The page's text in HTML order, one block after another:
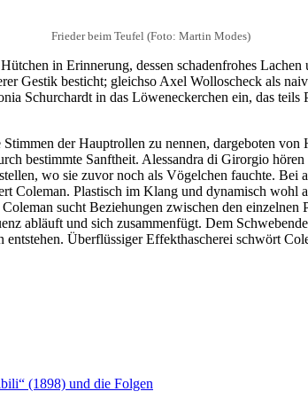
Frieder beim Teufel (Foto: Martin Modes)
in Erinnerung, dessen schadenfrohes
Gestik besticht; gleichso Axel Wolloscheck als
Schurchardt in das Löweneckerchen ein, das
der Hauptrollen zu nennen, dargeboten
bestimmte Sanftheit. Alessandra di Girorgio
wo sie zuvor noch als Vögelchen fauchte.
Coleman. Plastisch im Klang und dynamisch wohl
sucht Beziehungen zwischen den
abläuft und sich zusammenfügt. Dem
Überflüssiger Effekthascherei schwört
(1898) und die Folgen